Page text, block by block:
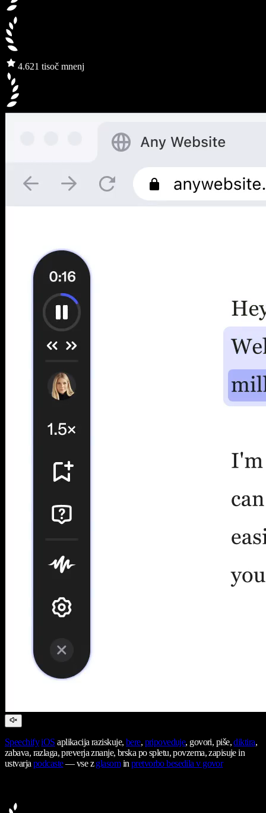
4.621 tisoč mnenj
Speechify iOS aplikacija raziskuje, bere, pripoveduje, govori, piše,diktira,
zabava, razlaga, preverja znanje, brska po spletu, povzema, zapisuje in
ustvarjapodcaste— vse zglasominpretvorbo besedila v govor